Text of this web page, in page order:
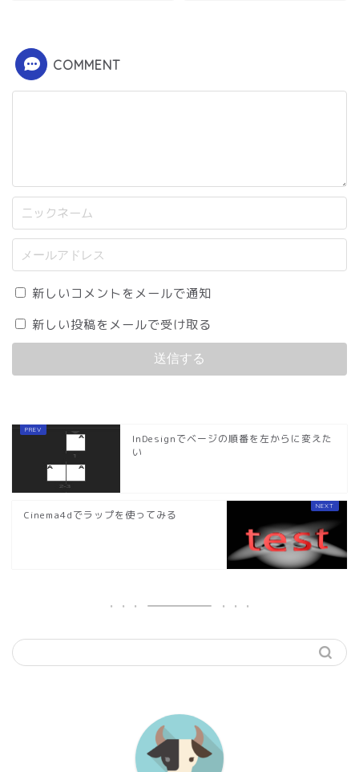
COMMENT
新しいコメントをメールで通知
新しい投稿をメールで受け取る
InDesignでベージの順番を左からに変えた
い
Cinema4dでラップを使ってみる